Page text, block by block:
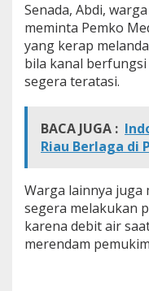
Senada, Abdi,
meminta Pemko
yang kerap
bila kanal
segera teratasi.
BACA JUGA :
Riau Berlaga di
Warga lainnya juga
segera melakukan
karena debit air
merendam